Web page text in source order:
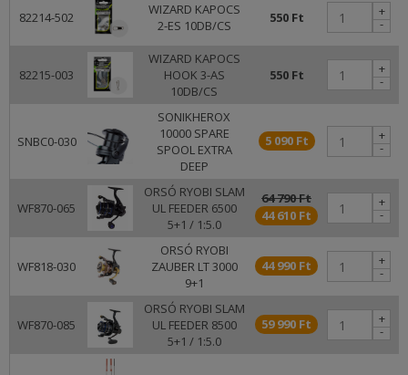
82214-502
WIZARD KAPOCS
2-ES 10DB/CS
550 Ft -
+
82215-003
WIZARD KAPOCS
HOOK 3-AS
10DB/CS
550 Ft -
+
SNBC0-030
SONIKHEROX
10000 SPARE
SPOOL EXTRA
DEEP
5 090 Ft -
+
WF870-065
ORSÓ RYOBI SLAM
UL FEEDER 6500
5+1 / 1:5.0
64 790 Ft
44 610 Ft
-
+
WF818-030
ORSÓ RYOBI
ZAUBER LT 3000
9+1
44 990 Ft -
+
WF870-085
ORSÓ RYOBI SLAM
UL FEEDER 8500
5+1 / 1:5.0
59 990 Ft -
+